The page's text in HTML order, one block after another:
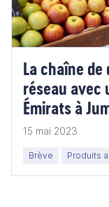
La chaîne
réseau
Émirats à
15 mai 2023
Brève Produits